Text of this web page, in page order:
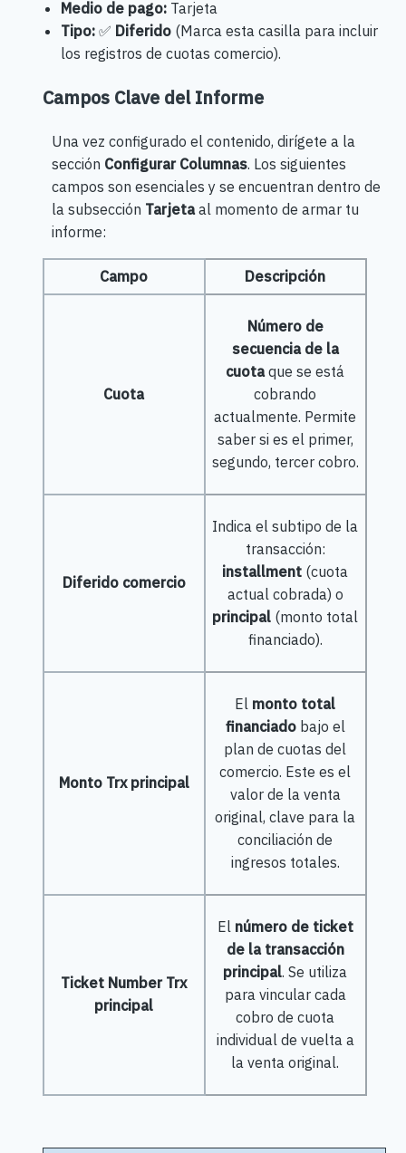
Medio de pago:Tarjeta
Tipo:✅ Diferido(Marca esta casilla para incluir
los registros de cuotas comercio).
Campos Clave del Informe
Una vez configurado el contenido, dirígete a la
sección Configurar Columnas. Los siguientes
campos son esenciales y se encuentran dentro de
la subsección Tarjetaal momento de armar tu
informe:
Campo Descripción
Cuota
Número de
secuencia de la
cuotaque se está
cobrando
actualmente. Permite
saber si es el primer,
segundo, tercer cobro.
Diferido comercio
Indica el subtipo de la
transacción:
installment (cuota
actual cobrada) o
principal (monto total
financiado).
Monto Trx principal
El monto total
financiadobajo el
plan de cuotas del
comercio. Este es el
valor de la venta
original, clave para la
conciliación de
ingresos totales.
Ticket Number Trx
principal
El número de ticket
de la transacción
principal. Se utiliza
para vincular cada
cobro de cuota
individual de vuelta a
la venta original.